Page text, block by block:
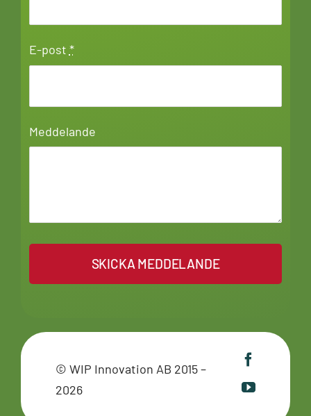
E-post *
Meddelande
SKICKA MEDDELANDE
© WIP Innovation AB 2015 –
2026